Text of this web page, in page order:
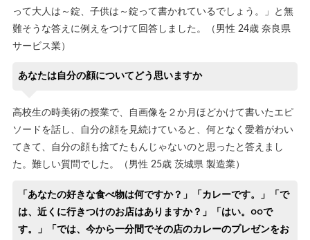
って大人は～錠、子供は～錠って書かれているでしょう。」と無
難そうな答えに例えをつけて回答しました。（男性 24歳 奈良県
サービス業）
あなたは自分の顔についてどう思いますか
高校生の時美術の授業で、自画像を２か月ほどかけて書いたエピ
ソードを話し、自分の顔を見続けていると、何となく愛着がわい
てきて、自分の顔も捨てたもんじゃないのと思ったと答えまし
た。難しい質問でした。（男性 25歳 茨城県 製造業）
「あなたの好きな食べ物は何ですか？」「カレーです。」「で
は、近くに行きつけのお店はありますか？」「はい。○○で
す。」「では、今から一分間でその店のカレーのプレゼンをお